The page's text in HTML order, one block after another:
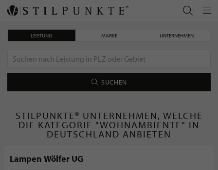
LEISTUNG MARKE UNTERNEHMEN
SUCHEN
STILPUNKTE® UNTERNEHMEN, WELCHE
DIE KATEGORIE "WOHNAMBIENTE" IN
DEUTSCHLAND ANBIETEN
Lampen Wölfer UG